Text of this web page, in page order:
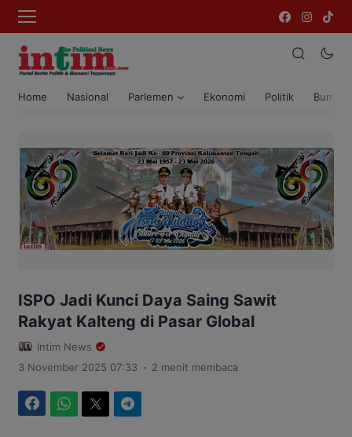
Home Nasional Parlemen Ekonomi Politik Bumi
ISPO Jadi Kunci Daya Saing Sawit
Rakyat Kalteng di Pasar Global
Intim News
3 November 2025 07:33 . 2 menit membaca